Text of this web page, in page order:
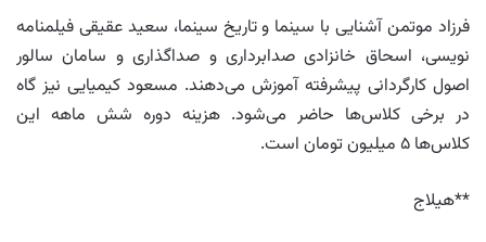
فرزاد موتمن آشنایی با سینما و تاریخ سینما، سعید عقیقی فیلمنامه
نویسی، اسحاق خانزادی صدابرداری و صداگذاری و سامان سالور
اصول کارگردانی پیشرفته آموزش می‌دهند. مسعود کیمیایی نیز گاه
در برخی کلاس‌ها حاضر می‌شود. هزینه دوره شش ماهه این
کلاس‌ها ۵ میلیون تومان است.
**هیلاج